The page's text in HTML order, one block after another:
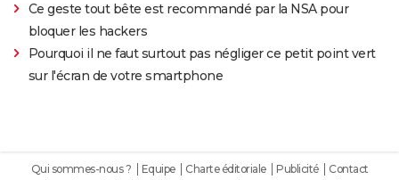
Ce geste tout bête est recommandé par la NSA pour
bloquer les hackers
Pourquoi il ne faut surtout pas négliger ce petit point vert
sur l'écran de votre smartphone
Qui sommes-nous ? Equipe Charte éditoriale Publicité
Contact